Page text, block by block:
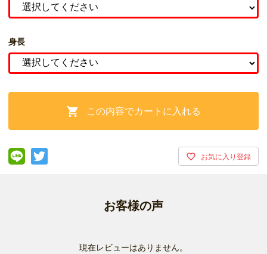
身長
 この内容でカートに入れる
お客様の声
現在レビューはありません。